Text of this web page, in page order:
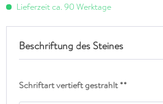
Lieferzeit ca. 90 Werktage
Beschriftung des Steines
Schriftart vertieft gestrahlt **